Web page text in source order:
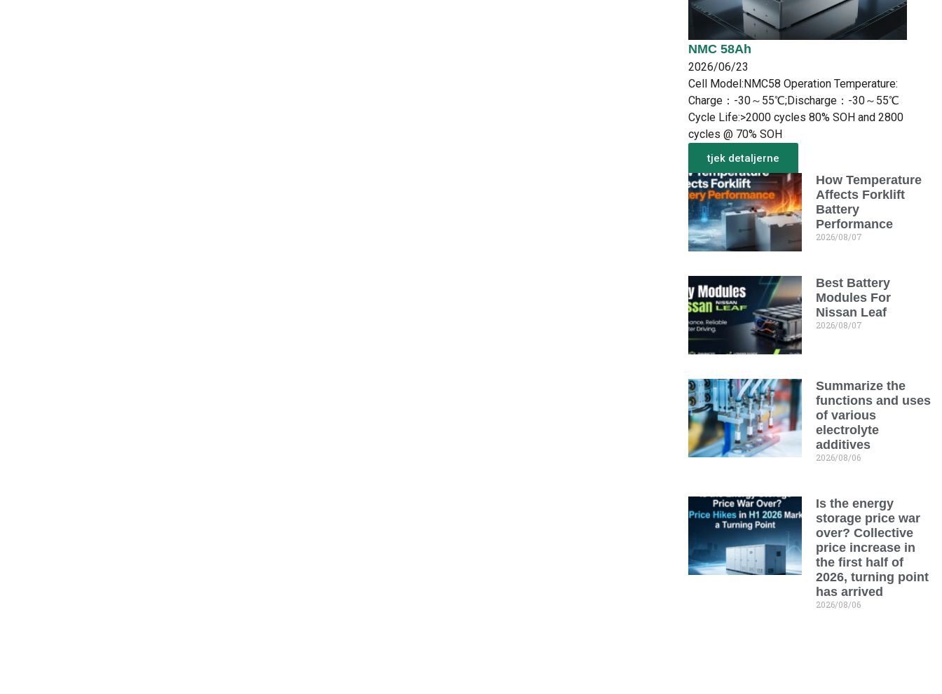
NMC 58Ah
2026/06/23
Cell Model:NMC58 Operation Temperature:
Charge：-30～55℃;Discharge：-30～55℃
Cycle Life:>2000 cycles 80% SOH and 2800
cycles @ 70% SOH
tjek detaljerne
Mere fra det nye
How Temperature
Affects Forklift
Battery
Performance
2026/08/07
Best Battery
Modules For
Nissan Leaf
2026/08/07
Summarize the
functions and uses
of various
electrolyte
additives
2026/08/06
Is the energy
storage price war
over? Collective
price increase in
the first half of
2026, turning point
has arrived
2026/08/06